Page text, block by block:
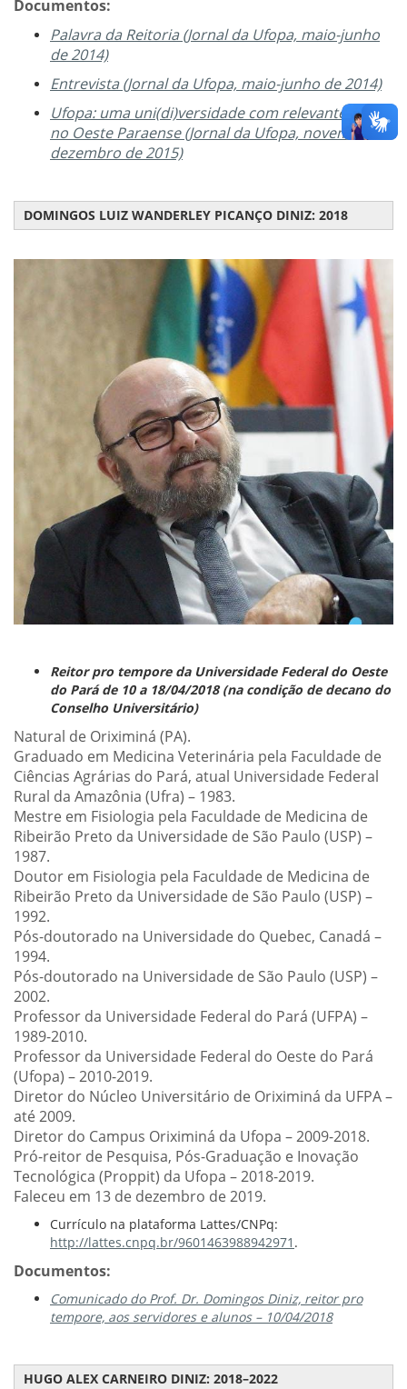
Documentos:
Palavra da Reitoria (Jornal da Ufopa, maio-junho
de 2014)
Entrevista (Jornal da Ufopa, maio-junho de 2014)
Ufopa: uma uni(di)versidade com relevante papel
no Oeste Paraense (Jornal da Ufopa, novembro-
dezembro de 2015)
DOMINGOS LUIZ WANDERLEY PICANÇO DINIZ: 2018
Reitor pro tempore da Universidade Federal do Oeste
do Pará de 10 a 18/04/2018 (na condição de decano do
Conselho Universitário)
Natural de Oriximiná (PA).
Graduado em Medicina Veterinária pela Faculdade de
Ciências Agrárias do Pará, atual Universidade Federal
Rural da Amazônia (Ufra) – 1983.
Mestre em Fisiologia pela Faculdade de Medicina de
Ribeirão Preto da Universidade de São Paulo (USP) –
1987.
Doutor em Fisiologia pela Faculdade de Medicina de
Ribeirão Preto da Universidade de São Paulo (USP) –
1992.
Pós-doutorado na Universidade do Quebec, Canadá –
1994.
Pós-doutorado na Universidade de São Paulo (USP) –
2002.
Professor da Universidade Federal do Pará (UFPA) –
1989-2010.
Professor da Universidade Federal do Oeste do Pará
(Ufopa) – 2010-2019.
Diretor do Núcleo Universitário de Oriximiná da UFPA –
até 2009.
Diretor do Campus Oriximiná da Ufopa – 2009-2018.
Pró-reitor de Pesquisa, Pós-Graduação e Inovação
Tecnológica (Proppit) da Ufopa – 2018-2019.
Faleceu em 13 de dezembro de 2019.
Currículo na plataforma Lattes/CNPq:
http://lattes.cnpq.br/9601463988942971 .
Documentos:
Comunicado do Prof. Dr. Domingos Diniz, reitor pro
tempore, aos servidores e alunos – 10/04/2018
HUGO ALEX CARNEIRO DINIZ: 2018–2022